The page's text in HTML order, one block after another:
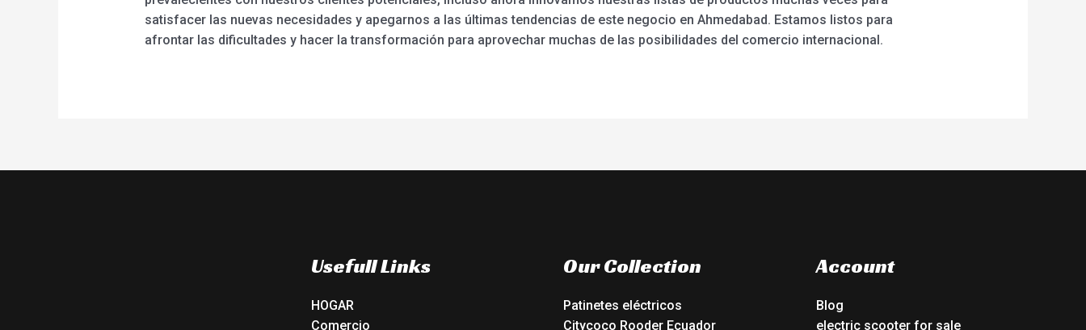
satisfacer las nuevas necesidades y apegarnos a las últimas tendencias de este negocio en Ahmedabad. Estamos listos para
afrontar las dificultades y hacer la transformación para aprovechar muchas de las posibilidades del comercio internacional.
Usefull Links
HOGAR
Comercio
Our Collection
Patinetes eléctricos
Citycoco Rooder Ecuador
Account
Blog
electric scooter for sale